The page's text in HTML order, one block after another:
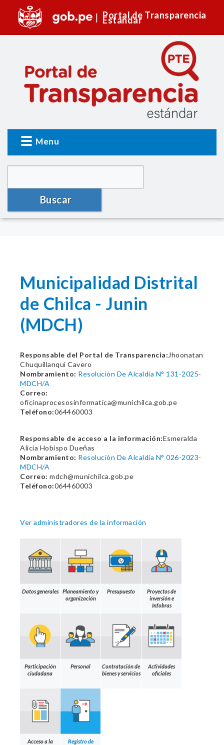
Portal de Transparencia
Estándar
Menu
Buscar
Municipalidad Distrital
de Chilca - Junin
(MDCH)
Responsable del Portal de Transparencia: Jhoonatan
Chuquillanqui Cavero
Nombramiento: Resolución De Alcaldía N° 131-2025-
MDCH/A
Correo:
oficinaprocesosinformatica@munichilca.gob.pe
Teléfono:064460003
Responsable de acceso a la información:Esmeralda
Alicia Hobispo Dueñas
Nombramiento: Resolución De Alcaldía N° 026-2023-
MDCH/A
Correo: mdch@munichilca.gob.pe
Teléfono:064460003
Ver administradores de la información
Datos generales
Planeamiento y
organización
Presupuesto
Proyectos de
inversión e
Infobras
Participación
ciudadana
Personal
Contratación de
bienes y servicios
Actividades
oficiales
Acceso a la
Registro de